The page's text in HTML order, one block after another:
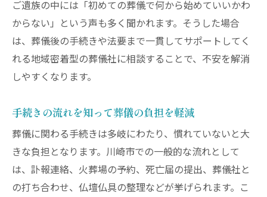
ご遺族の中には「初めての葬儀で何から始めていいかわ
からない」という声も多く聞かれます。そうした場合
は、葬儀後の手続きや法要まで一貫してサポートしてく
れる地域密着型の葬儀社に相談することで、不安を解消
しやすくなります。
手続きの流れを知って葬儀の負担を軽減
葬儀に関わる手続きは多岐にわたり、慣れていないと大
きな負担となります。川崎市での一般的な流れとして
は、訃報連絡、火葬場の予約、死亡届の提出、葬儀社と
の打ち合わせ、仏壇仏具の整理などが挙げられます。こ